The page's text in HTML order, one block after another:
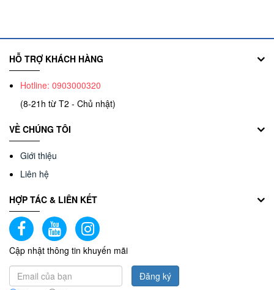
HỖ TRỢ KHÁCH HÀNG
Hotline: 0903000320
(8-21h từ T2 - Chủ nhật)
VỀ CHÚNG TÔI
Giới thiệu
Liên hệ
HỢP TÁC & LIÊN KẾT
Cập nhật thông tin khuyến mãi
Đăng ký